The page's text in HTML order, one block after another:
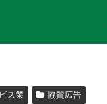
ス業 協賛広告